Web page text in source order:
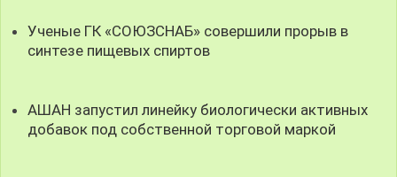
Ученые ГК «СОЮЗСНАБ» совершили прорыв в
синтезе пищевых спиртов
АШАН запустил линейку биологически активных
добавок под собственной торговой маркой